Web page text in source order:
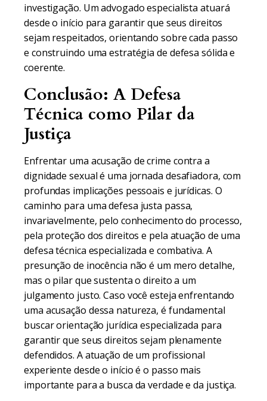
investigação. Um advogado especialista atuará
desde o início para garantir que seus direitos
sejam respeitados, orientando sobre cada passo
e construindo uma estratégia de defesa sólida e
coerente.
Conclusão: A Defesa
Técnica como Pilar da
Justiça
Enfrentar uma acusação de crime contra a
dignidade sexual é uma jornada desafiadora, com
profundas implicações pessoais e jurídicas. O
caminho para uma defesa justa passa,
invariavelmente, pelo conhecimento do processo,
pela proteção dos direitos e pela atuação de uma
defesa técnica especializada e combativa. A
presunção de inocência não é um mero detalhe,
mas o pilar que sustenta o direito a um
julgamento justo. Caso você esteja enfrentando
uma acusação dessa natureza, é fundamental
buscar orientação jurídica especializada para
garantir que seus direitos sejam plenamente
defendidos. A atuação de um profissional
experiente desde o início é o passo mais
importante para a busca da verdade e da justiça.